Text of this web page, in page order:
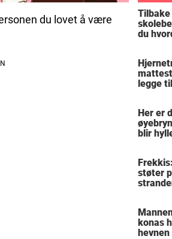
du lovet å være
du
legge
Her er
blir
støter
gråte
konas